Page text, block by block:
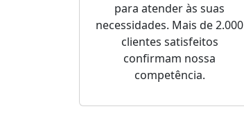
para atender às suas
necessidades. Mais de 2.000
clientes satisfeitos
confirmam nossa
competência.